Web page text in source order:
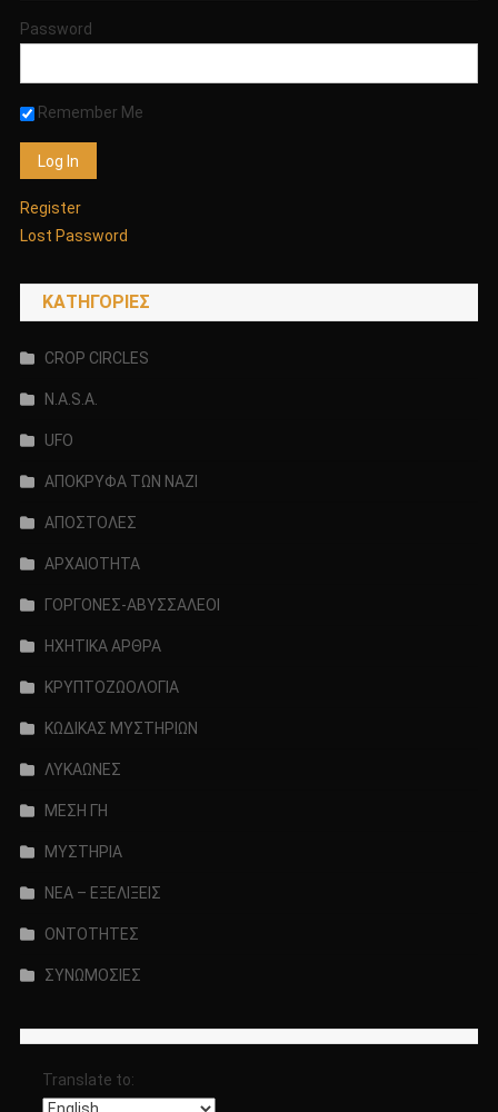
Password
Remember Me
Register
Lost Password
KΑΤΗΓΟΡΊΕΣ
CROP CIRCLES
N.A.S.A.
UFO
ΑΠΟΚΡΥΦΑ ΤΩΝ ΝΑΖΙ
ΑΠΟΣΤΟΛΕΣ
ΑΡΧΑΙΟΤΗΤΑ
ΓΟΡΓΟΝΕΣ-ΑΒΥΣΣΑΛΕΟΙ
ΗΧΗΤΙΚΑ ΑΡΘΡΑ
ΚΡΥΠΤΟΖΩΟΛΟΓΙΑ
ΚΩΔΙΚΑΣ ΜΥΣΤΗΡΙΩΝ
ΛΥΚΑΩΝΕΣ
ΜΕΣΗ ΓΗ
ΜΥΣΤΗΡΙΑ
ΝΕΑ – ΕΞΕΛΙΞΕΙΣ
ΟΝΤΟΤΗΤΕΣ
ΣΥΝΩΜΟΣΙΕΣ
Translate to: